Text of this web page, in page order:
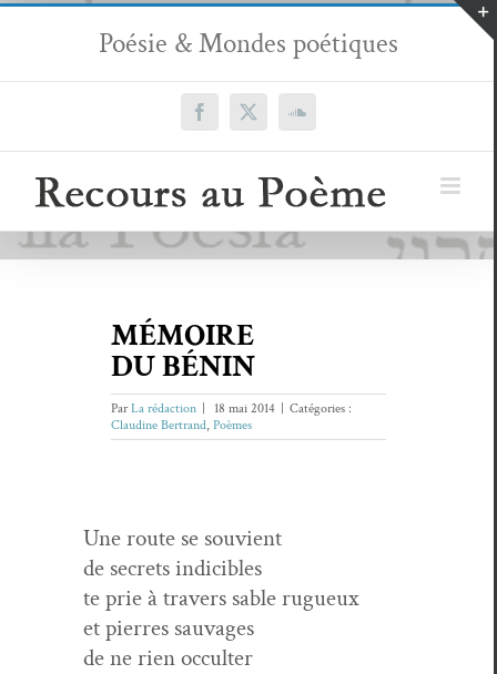
Passer
contenu
Poésie & Mondes poétiques
Facebook
X SoundCloud
MÉMOIRE
DU BÉNIN
ParLa rédaction 18 mai 2014
Catégories :
Claudine Bertrand, Poèmes
Une route se souvient
de secrets indicibles
te prie à tra­vers sable rugueux
et pier­res sauvages
de ne rien occulter